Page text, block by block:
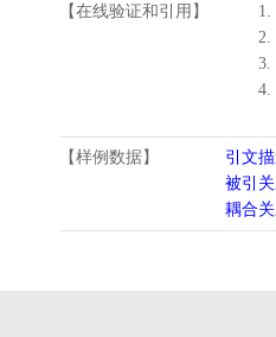
【在线验证和引用】
1.
2.
3.
4.
【样例数据】
引文
被引
耦合